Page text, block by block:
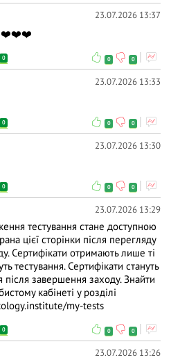
23.07.2026 13:37
👍❤️❤️❤️
0 0 0
23.07.2026 13:33
0 0 0
23.07.2026 13:30
0 0 0
23.07.2026 13:29
тестування стане доступною
цієї сторінки після перегляду
Сертифікати отримають лише ті
тестування. Сертифікати стануть
завершення заходу. Знайти
кабінеті у розділі
my-tests
0 0 0
23.07.2026 13:26